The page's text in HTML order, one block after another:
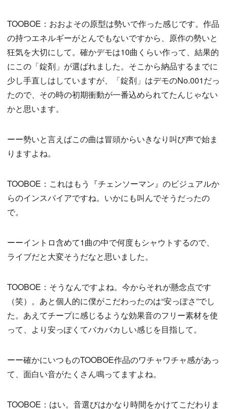
TOOBOE：おおよその原型は勢いで作った感じです。作品
の持つエネルギーがとんでもないですから、原作の勢いと
狂気を大切にして。確かデモは10曲くらい作って、結果的
にこの「錠剤」が選ばれました。そこから納品するまでに
少し手直しはしていますが、「錠剤」はデモのNo.001だっ
たので、その時の初期衝動が一番込められてたんじゃない
かと思います。
ーー勢いと言えばこの曲は冒頭からいきなり叫び声で始ま
りますよね。
TOOBOE：これはもう『チェンソーマン』のビジュアルか
らのインスパイアですね。いかにも叫んでそうだったの
で。
ーーイントロ含めて1曲の中で何度もシャウトするので、
ライブだと大変そうだなと思いました。
TOOBOE：そうなんですよね。今からそれが懸念点です
（笑）。あと個人的に僕がこだわったのは“安っぽさ”でし
た。あえてチープに感じるような効果音のフリー素材を使
って、より安っぽくてバカバカしい感じを目指して。
ーー確かにいつものTOOBOE作品のワチャワチャ感があっ
て、面白い音がたくさん鳴ってますよね。
TOOBOE：はい。音選びはかなり時間をかけてこだわりま